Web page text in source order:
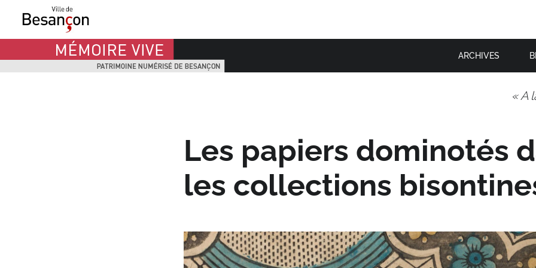
Mémoire Vive patrimoine numérisé de Besançon ARCHIVES
« A
Les papiers dominotés
les collections